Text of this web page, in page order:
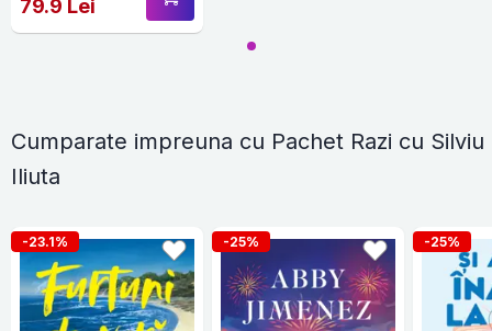
79.9 Lei
Cumparate impreuna cu Pachet Razi cu Silviu
Iliuta
-23.1% -25% -25%